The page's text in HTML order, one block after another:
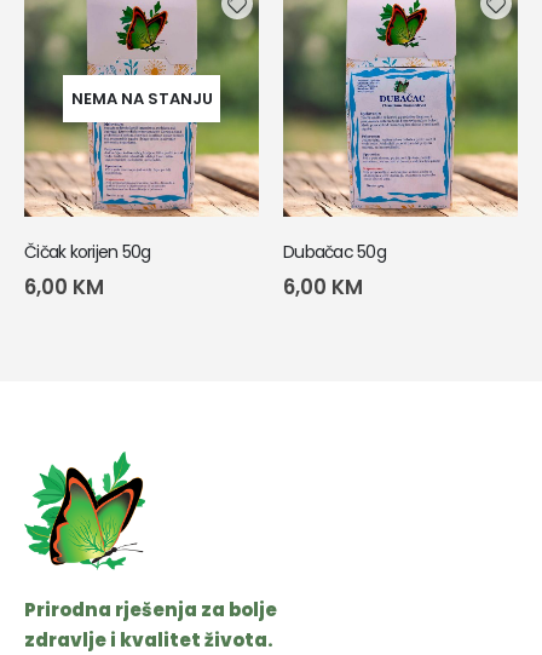
NEMA NA STANJU
Čičak korijen 50g
6,00 KM
Dubačac 50g
6,00 KM
Prirodna rješenja za bolje
zdravlje i kvalitet života.